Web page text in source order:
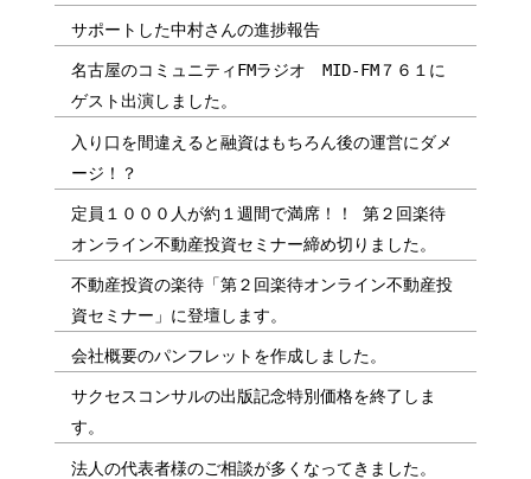
サポートした中村さんの進捗報告
名古屋のコミュニティFMラジオ MID-FM７６１に
ゲスト出演しました。
入り口を間違えると融資はもちろん後の運営にダメ
ージ！？
定員１０００人が約１週間で満席！！ 第２回楽待
オンライン不動産投資セミナー締め切りました。
不動産投資の楽待「第２回楽待オンライン不動産投
資セミナー」に登壇します。
会社概要のパンフレットを作成しました。
サクセスコンサルの出版記念特別価格を終了しま
す。
法人の代表者様のご相談が多くなってきました。